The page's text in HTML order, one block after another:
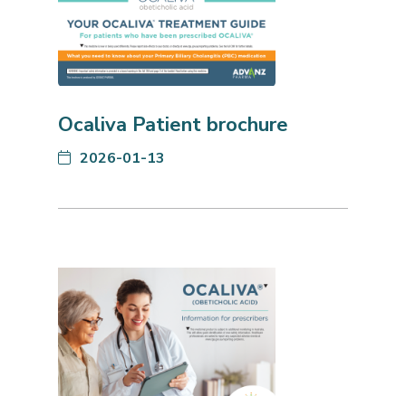
Ocaliva Patient brochure
2026-01-13